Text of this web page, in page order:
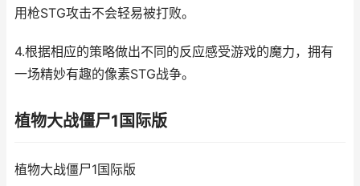
用枪STG攻击不会轻易被打败。
4.根据相应的策略做出不同的反应感受游戏的魔力，拥有
一场精妙有趣的像素STG战争。
植物大战僵尸1国际版
植物大战僵尸1国际版